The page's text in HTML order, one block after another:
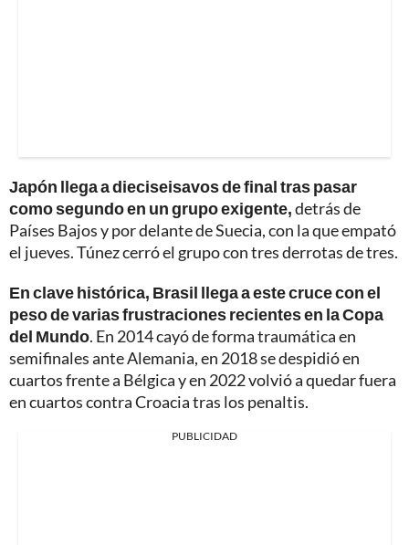
Japón llega a dieciseisavos de final tras pasar
como segundo en un grupo exigente,detrás de
Países Bajos y por delante de Suecia, con la que empató
el jueves. Túnez cerró el grupo con tres derrotas de tres.
En clave histórica, Brasil llega a este cruce con el
peso de varias frustraciones recientes en la Copa
del Mundo. En 2014 cayó de forma traumática en
semifinales ante Alemania, en 2018 se despidió en
cuartos frente a Bélgica y en 2022 volvió a quedar fuera
en cuartos contra Croacia tras los penaltis.
PUBLICIDAD